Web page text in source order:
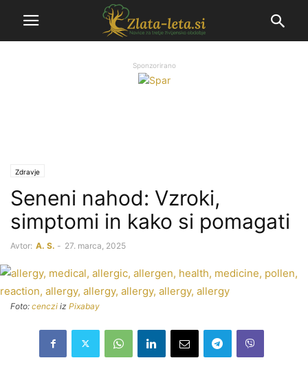
Sponzorirano
Zdravje
Seneni nahod: Vzroki,
simptomi in kako si pomagati
Avtor: A. S. - 27. marca, 2025
Foto: cenczi iz Pixabay